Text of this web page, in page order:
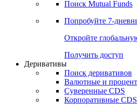
Поиск Mutual Funds
Попробуйте 7-
Откройте
Получить доступ
Деривативы
Поиск деривативов
Валютные и
Суверенные CDS
Корпоративные CDS